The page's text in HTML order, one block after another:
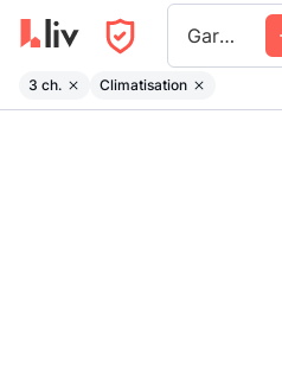
Garden City Shopping Centre
3 ch. Climatisation